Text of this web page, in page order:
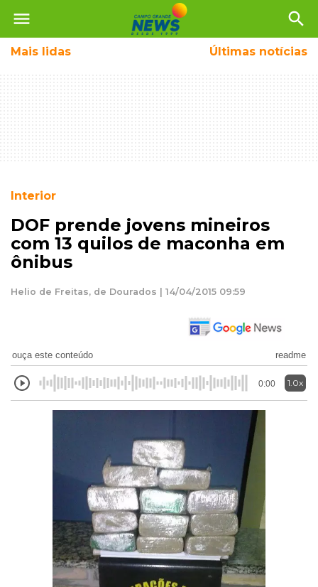
menu search
Mais lidas Últimas notícias
Interior
DOF prende jovens mineiros
com 13 quilos de maconha em
ônibus
Helio de Freitas, de Dourados | 14/04/2015 09:59
ouça este conteúdo readme
0:00 1.0x